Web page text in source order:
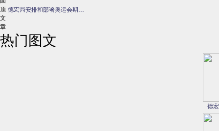
德宏局安排和部署奥运会期…
热门图文
德